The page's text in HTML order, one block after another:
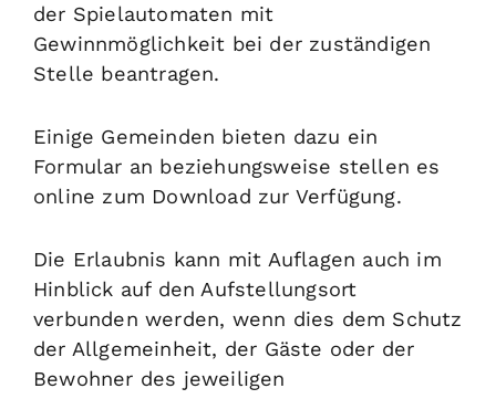
der Spielautomaten mit
Gewinnmöglichkeit bei der zuständigen
Stelle beantragen.
Einige Gemeinden bieten dazu ein
Formular an beziehungsweise stellen es
online zum Download zur Verfügung.
Die Erlaubnis kann mit Auflagen auch im
Hinblick auf den Aufstellungsort
verbunden werden, wenn dies dem Schutz
der Allgemeinheit, der Gäste oder der
Bewohner des jeweiligen